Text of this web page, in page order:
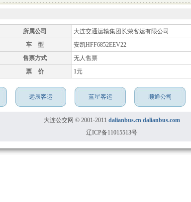
所属公司
大连交通运输集团长荣客运有限公司
车 型
安凯HFF6852EEV22
售票方式
无人售票
票 价
1元
远辰客运 蓝星客运 顺通公司
大连公交网 © 2001-2011 dalianbus.cn dalianbus.com
辽ICP备11015513号